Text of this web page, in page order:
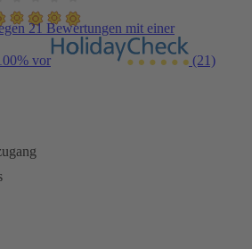
21 Bewertungen mit einer
vor
(21)